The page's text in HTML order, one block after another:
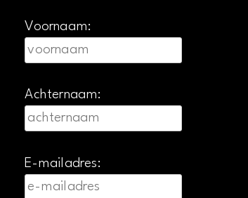
Voornaam:
Achternaam:
E-mailadres: